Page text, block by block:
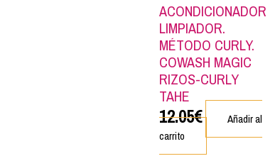
ACONDICIONADOR
LIMPIADOR.
MÉTODO CURLY.
COWASH MAGIC
RIZOS-CURLY
TAHE
12.05€
Añadir al
carrito